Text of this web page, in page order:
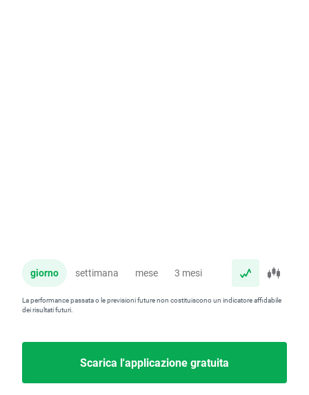
giorno settimana mese 3 mesi anno
La performance passata o le previsioni future non costituiscono un indicatore affidabile
dei risultati futuri.
Scarica l'applicazione gratuita